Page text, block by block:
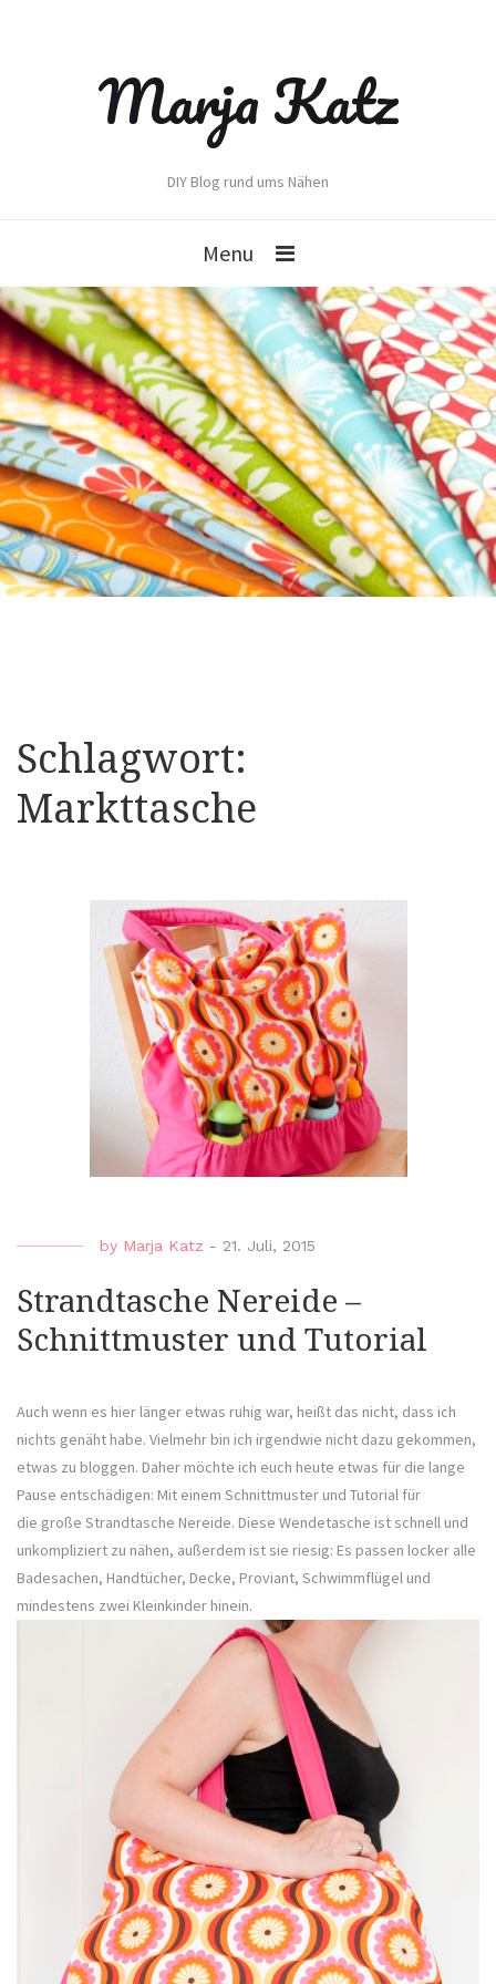
Marja Katz
DIY Blog rund ums Nähen
Menu
Schlagwort:
Markttasche
by Marja Katz - 21. Juli, 2015
Strandtasche Nereide –
Schnittmuster und Tutorial
Auch wenn es hier länger etwas ruhig war, heißt das nicht, dass ich
nichts genäht habe. Vielmehr bin ich irgendwie nicht dazu gekommen,
etwas zu bloggen. Daher möchte ich euch heute etwas für die lange
Pause entschädigen: Mit einem Schnittmuster und Tutorial für
die große Strandtasche Nereide. Diese Wendetasche ist schnell und
unkompliziert zu nähen, außerdem ist sie riesig: Es passen locker alle
Badesachen, Handtücher, Decke, Proviant, Schwimmflügel und
mindestens zwei Kleinkinder hinein.